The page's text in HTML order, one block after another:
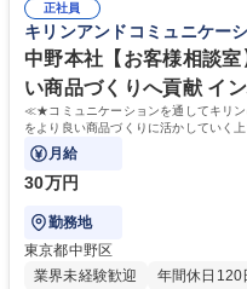
募集職種 【大阪・京都・滋賀】
えて、お客様や社員の状況に合
待され。組織を支えるスペシャ
社員から頼られる存在になるこ
務の持ち帰りも禁止されており、
歴・資格 学歴：大学院 大学 高
正社員
キリンアンドコミュニケー
中野本社【お客様相談
い商品づくりへ貢献 イ
≪★コミュニケーションを通してキリ
をより良い商品づくりに活かしていく
月給
30万円
勤務地
東京都中野区
業界未経験歓迎
年間休日120